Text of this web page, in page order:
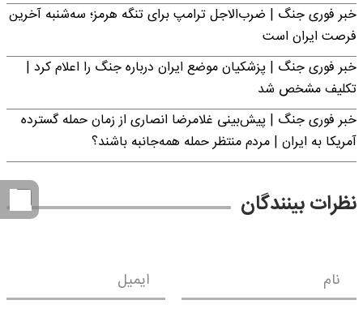
خبر فوری جنگ | ضرب‌الاجل ترامپ برای تنگه هرمز؛ سه‌شنبه آخرین
فرصت ایران است
خبر فوری جنگ | پزشکیان موضع ایران درباره جنگ را اعلام کرد |
تکلیف مشخص شد
خبر فوری جنگ | پیش‌بینی غلامرضا انصاری از زمان حمله گسترده
آمریکا به ایران | مردم منتظر حمله همه‌جانبه باشند؟
نظرات بینندگان
نام ایمیل